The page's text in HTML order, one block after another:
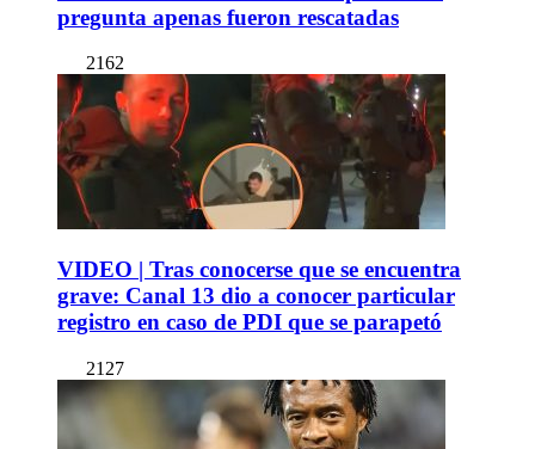
pregunta apenas fueron rescatadas
2162
VIDEO | Tras conocerse que se encuentra
grave: Canal 13 dio a conocer particular
registro en caso de PDI que se parapetó
2127